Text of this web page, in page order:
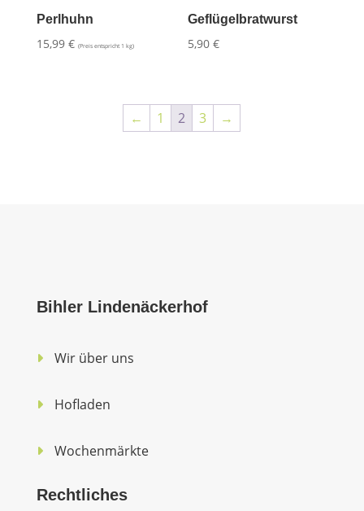
Perlhuhn
15,99 € (Preis entspricht 1 kg)
Geflügelbratwurst
5,90€
← 1 2 3 →
Bihler Lindenäckerhof
Wir über uns
Hofladen
Wochenmärkte
Rechtliches